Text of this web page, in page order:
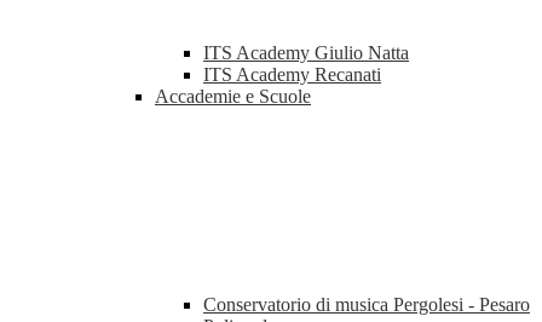
ITS Academy Giulio Natta
ITS Academy Recanati
Accademie e Scuole
Conservatorio di musica Pergolesi - Pesaro